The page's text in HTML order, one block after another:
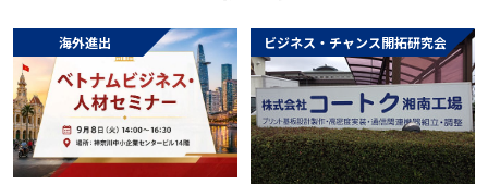
海外進出 ビジネス・チャンス開拓研究会